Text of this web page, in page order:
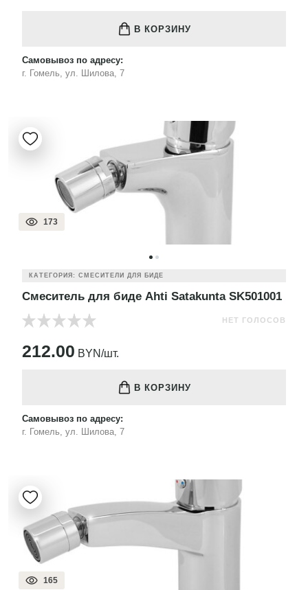
В КОРЗИНУ
Самовывоз по адресу:
г. Гомель, ул. Шилова, 7
173
КАТЕГОРИЯ: СМЕСИТЕЛИ ДЛЯ БИДЕ
Смеситель для биде Ahti Satakunta SK501001
НЕТ ГОЛОСОВ
212.00 BYN/шт.
В КОРЗИНУ
Самовывоз по адресу:
г. Гомель, ул. Шилова, 7
165